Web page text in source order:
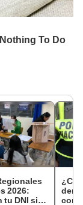
2026:
tu DNI si
con